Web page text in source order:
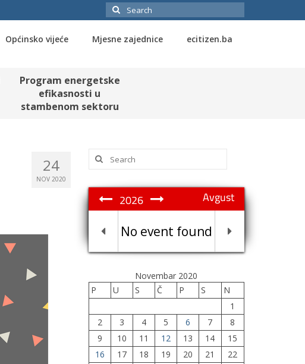
Search
for:
Općinsko vijeće Mjesne zajednice ecitizen.ba
Program energetske
efikasnosti u
stambenom sektoru
24
NOV 2020
Search
for:
Avgust
2026
No event found
Novembar 2020
P
U S Č P S
N
1
2
3 4 5 6 7
8
9
10 11 12 13 14
15
16
17 18 19 20 21
22